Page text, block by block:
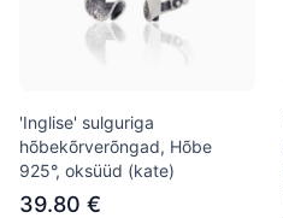
'Inglise' sulguriga
hõbekõrverõngad, Hõbe
925°, oksüüd (kate)
39.80 €